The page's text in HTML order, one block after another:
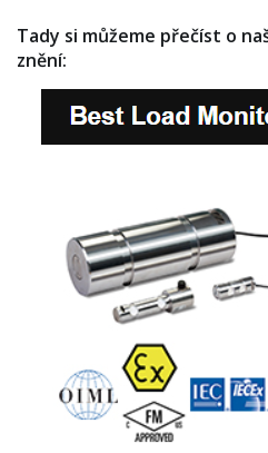
Tady si můžeme přečíst o
znění: